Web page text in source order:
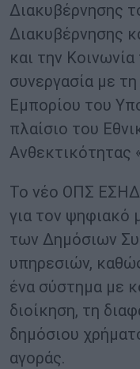
Διακυβέρνησης
Διακυβέρνησης
και την
συνεργασία με
Εμπορίου του
πλαίσιο του
Ανθεκτικότητας
Το νέο ΟΠΣ
για τον ψηφιακό
των Δημόσιων
υπηρεσιών,
ένα σύστημα με
διοίκηση, τη
δημόσιου
αγοράς.